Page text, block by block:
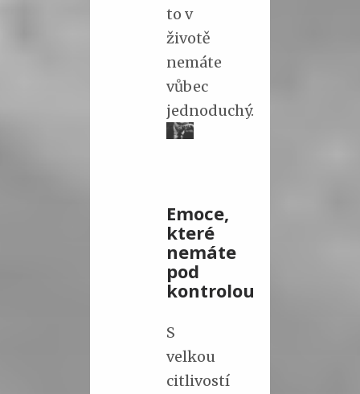
to v
životě
nemáte
vůbec
jednoduchý.
Emoce,
které
nemáte
pod
kontrolou
S
velkou
citlivostí